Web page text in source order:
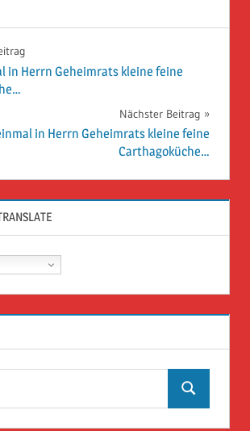
in Herrn Geheimrats kleine feine
Nächster Beitrag
in Herrn Geheimrats kleine feine
Carthagoküche…
Suchen